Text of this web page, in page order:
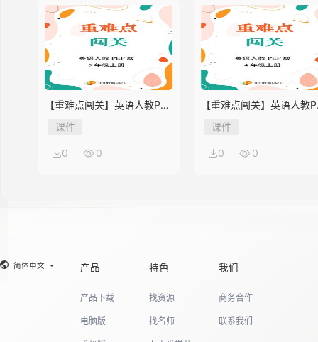
【重难点闯关】英语人教PEP
版5年级上册Unit 2
课件
0 0
【重难点闯关】英语人教
版4年级上册Unit 2
课件
0 0
简体中文 产品
产品下载
电脑版
特色
找资源
找名师
我们
商务合作
联系我们